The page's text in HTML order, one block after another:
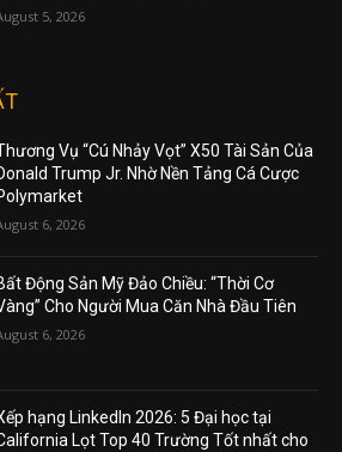
5, 2026
Vụ “Cú Nhảy Vọt” X50 Tài Sản Của
Trump Jr. Nhờ Nền Tảng Cá Cược
6, 2026
Động Sản Mỹ Đảo Chiều: “Thời Cơ
Cho Người Mua Căn Nhà Đầu Tiên
6, 2026
hạng LinkedIn 2026: 5 Đại học tại
Lọt Top 40 Trường Tốt nhất cho